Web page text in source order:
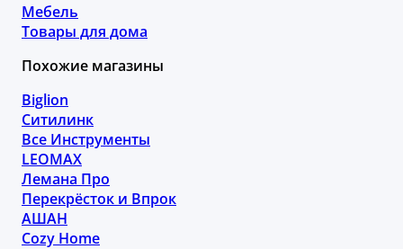
Мебель
Товары для дома
Похожие магазины
Biglion
Ситилинк
Все Инструменты
LEOMAX
Лемана Про
Перекрёсток и Впрок
АШАН
Cozy Home